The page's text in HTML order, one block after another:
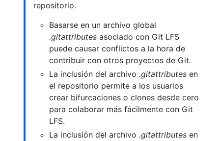
repositorio.
Basarse en un archivo global
.gitattributes asociado con Git LFS
puede causar conflictos a la hora de
contribuir con otros proyectos de Git.
La inclusión del archivo .gitattributes en
el repositorio permite a los usuarios
crear bifurcaciones o clones desde cero
para colaborar más fácilmente con Git
LFS.
La inclusión del archivo .gitattributes en